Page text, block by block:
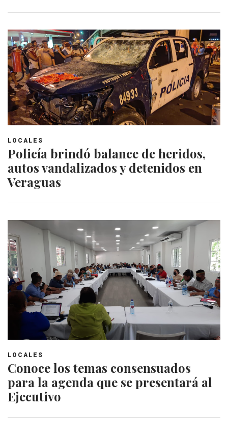
LOCALES
Policía brindó balance de heridos,
autos vandalizados y detenidos en
Veraguas
LOCALES
Conoce los temas consensuados
para la agenda que se presentará al
Ejecutivo